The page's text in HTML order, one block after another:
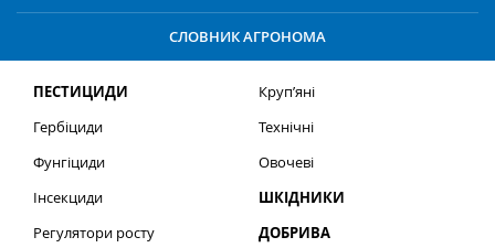
СЛОВНИК АГРОНОМА
ПЕСТИЦИДИ
Гербіциди
Фунгіциди
Інсекциди
Регулятори росту
Круп’яні
Технічні
Овочеві
ШКІДНИКИ
ДОБРИВА